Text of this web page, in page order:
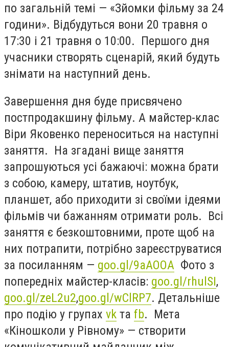
по загальній темі — «Зйомки фільму за 24
години». Відбудуться вони 20 травня о
17:30 і 21 травня о 10:00. Першого дня
учасники створять сценарій, який будуть
знімати на наступний день.
Завершення дня буде присвячено
постпродакшину фільму. А майстер-клас
Віри Яковенко переноситься на наступні
заняття. На згадані вище заняття
запрошуються усі бажаючі: можна брати
з собою, камеру, штатив, ноутбук,
планшет, або приходити зі своїми ідеями
фільмів чи бажанням отримати роль. Всі
заняття є безкоштовними, проте щоб на
них потрапити, потрібно зареєструватися
за посиланням — goo.gl/9aAOOA Фото з
попередніх майстер-класів: goo.gl/rhulSI,
goo.gl/zeL2u2,goo.gl/wClRP7. Детальніше
про подію у групах vk та fb. Мета
«Кіношколи у Рівному» — створити